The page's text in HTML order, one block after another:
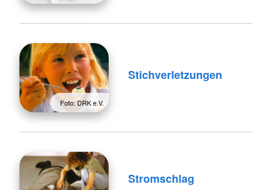
Foto: DRK e.V.
Stichverletzungen
Stromschlag